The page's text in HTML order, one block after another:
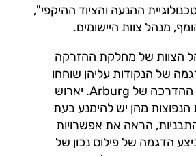
ההנעה והציוד ההיקפי",
מנהל צוות היישומים.
הצוות של מחלקת ההזרקה
של הנקודות עליהן שוחחו
המומחים ממרכז ההדרכה של Arburg. יארוש
הנפוצות מהן יש להימנע בעת
הראה את אפשרויות
הדגמה של פילוס נכון של